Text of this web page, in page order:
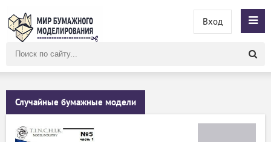
сайту
Вход
Случайные бумажные модели